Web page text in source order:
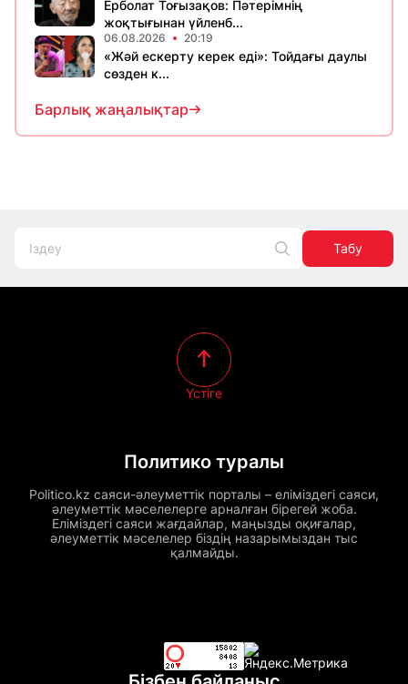
Ерболат Тоғызақов: Пәтерімнің
жоқтығынан үйленб...
06.08.2026 20:19
«Жәй ескерту керек еді»: Тойдағы даулы
сөзден к...
Барлық жаңалықтар
Табу
Политико туралы
Politico.kz саяси-әлеуметтік порталы – еліміздегі саяси,
әлеуметтік мәселелерге арналған бірегей жоба.
Еліміздегі саяси жағдайлар, маңызды оқиғалар,
әлеуметтік мәселелер біздің назарымыздан тыс
қалмайды.
Үстіге